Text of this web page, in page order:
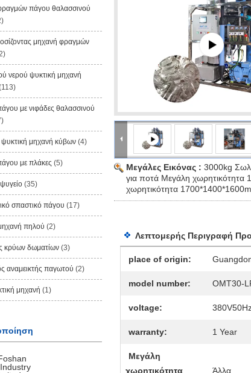
πάγου θαλασσινού
μηχανή φραγμών
νερού ψυκτική μηχανή
με νιφάδες θαλασσινού
ψυκτική μηχανή κύβων (4)
με πλάκες (5)
(35)
σπαστικό πάγου (17)
πηλού (2)
κρύων δωματίων (3)
αναμεικτής παγωτού (2)
μηχανή (1)
Μεγάλες Εικόνας : 3000kg
για ποτά Μεγάλη χωρητικότητα
χωρητικότητα
Λεπτομερής Περιγραφή
place of origin:
model number: OMT30-
voltage:
warranty: 1 Year
Μεγάλη
χωρητικότητα
Άλλα